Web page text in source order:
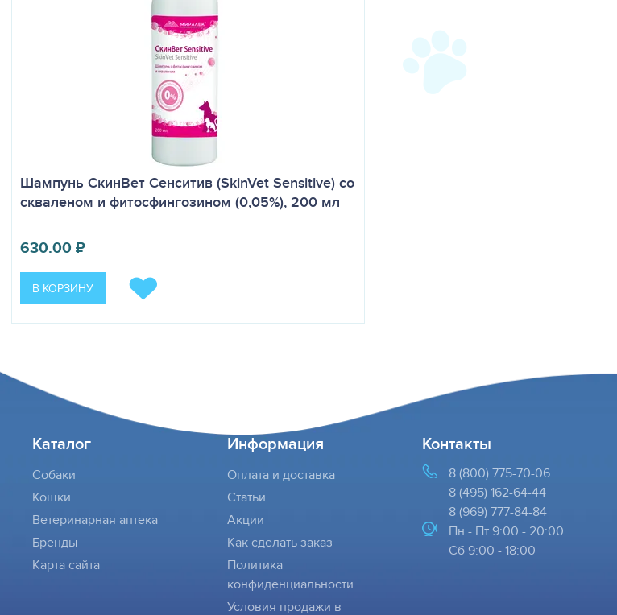
​Шампунь СкинВет Сенситив (SkinVet Sensitive) со
скваленом и фитосфингозином (0,05%), 200 мл
630.00₽
В КОРЗИНУ
Каталог
Собаки
Кошки
Ветеринарная аптека
Бренды
Карта сайта
Информация
Оплата и доставка
Статьи
Акции
Как сделать заказ
Политика
конфиденциальности
Условия продажи в
Контакты
8 (800) 775-70-06
8 (495) 162-64-44
8 (969) 777-84-84
Пн - Пт 9:00 - 20:00
Cб 9:00 - 18:00